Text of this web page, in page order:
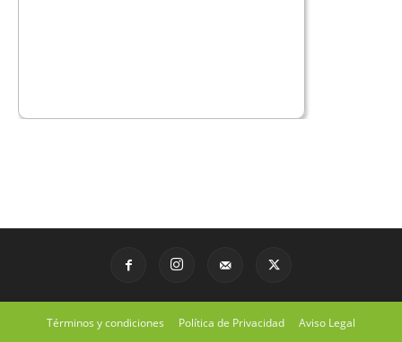
Términos y condiciones Política de Privacidad Aviso Legal